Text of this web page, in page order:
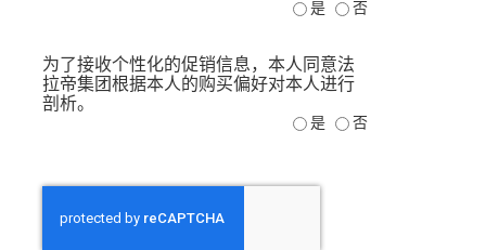
是 否
为了接收个性化的促销信息，本人同意法
拉帝集团根据本人的购买偏好对本人进行
剖析。
是 否